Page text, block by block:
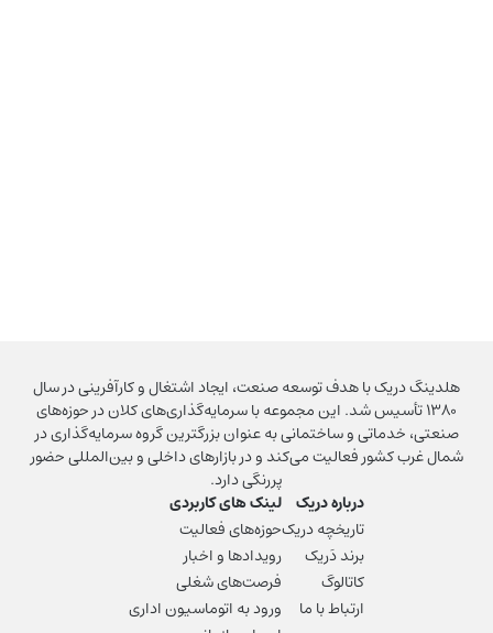
هلدینگ دریک با هدف توسعه صنعت، ایجاد اشتغال و کارآفرینی در سال
۱۳۸۰ تأسیس شد. این مجموعه با سرمایه‌گذاری‌های کلان در حوزه‌های
صنعتی، خدماتی و ساختمانی به عنوان بزرگترین گروه سرمایه‌گذاری در
شمال غرب کشور فعالیت می‌کند و در بازارهای داخلی و بین‌المللی حضور
پررنگی دارد.
درباره دریک
تاریخچه دریک
برند دَریک
کاتالوگ
ارتباط با ما
لینک های کاربردی
حوزه‌های فعالیت
رویدادها و اخبار
فرصت‌های شغلی
ورود به اتوماسیون اداری